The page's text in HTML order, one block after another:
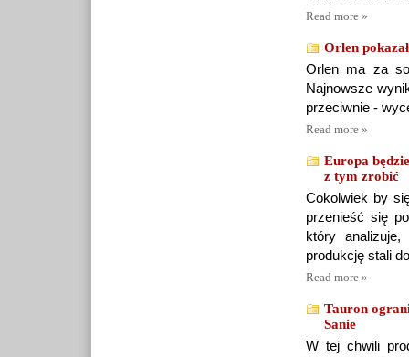
Read more »
Orlen
Orlen ma za
Najnowsze
przeciwnie -
Read more »
Europa
z tym zrobić
Cokolwiek by
przenieść się
który
produkcję stali
Read more »
Tauron
Sanie
W tej chwili